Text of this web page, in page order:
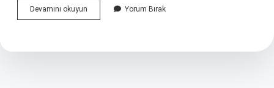
Devamını okuyun Ücretsiz
Fotoğraf
Yorum Bırak